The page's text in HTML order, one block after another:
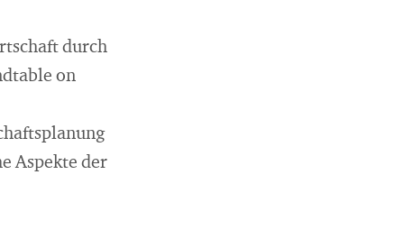
durch
on
Aspekte der